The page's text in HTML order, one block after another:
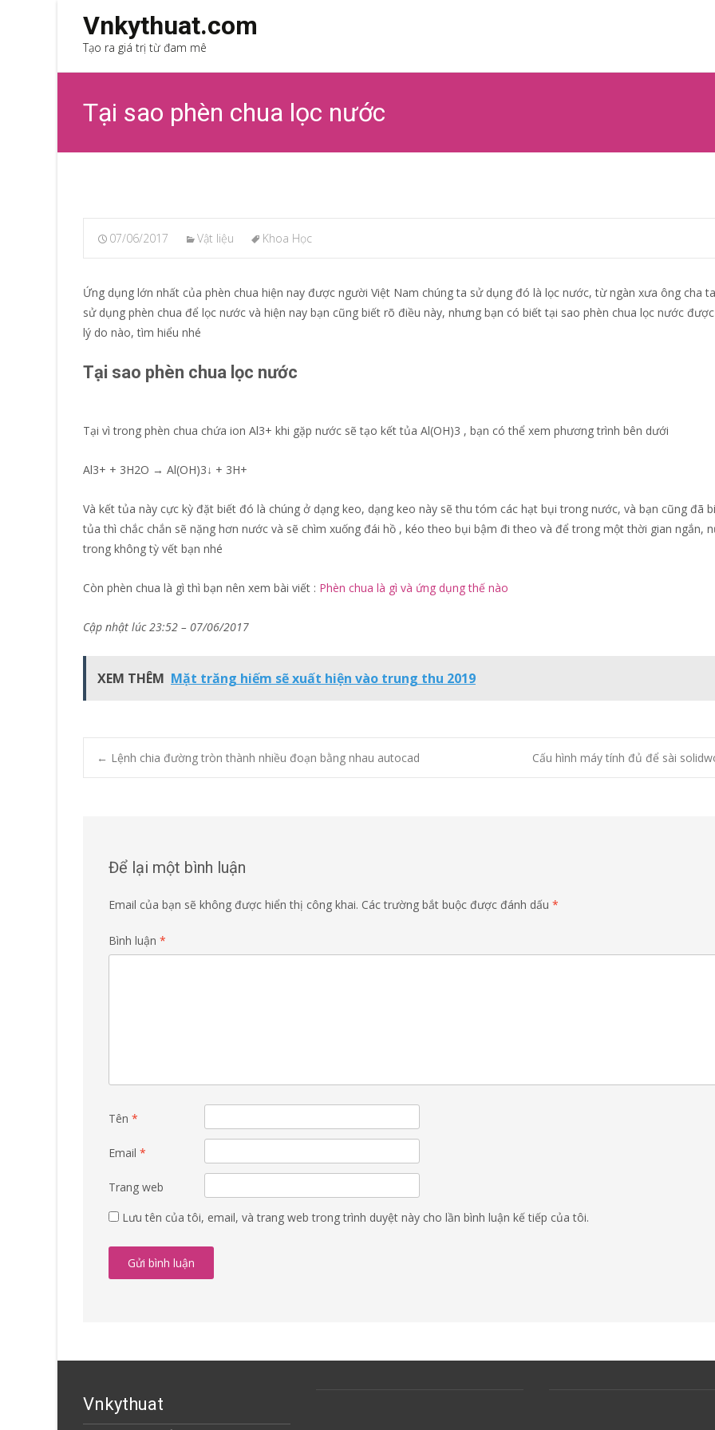
Vnkythuat.com
Tạo ra giá trị từ đam mê
Tại sao phèn chua lọc nước
07/06/2017 Vật liệu Khoa Học
Ứng dụng lớn nhất của phèn chua hiện nay được người Việt Nam chúng ta sử dụng đó là lọc nước, từ ngàn xưa ông cha
sử dụng phèn chua để lọc nước và hiện nay bạn cũng biết rõ điều này, nhưng bạn có biết tại sao phèn chua lọc nước
lý do nào, tìm hiểu nhé
Tại sao phèn chua lọc nước
Tại vì trong phèn chua chứa ion Al3+ khi gặp nước sẽ tạo kết tủa Al(OH)3 , bạn có thể xem phương trình bên dưới
Al3+ + 3H2O → Al(OH)3↓ + 3H+
Và kết tủa này cực kỳ đặt biết đó là chúng ở dạng keo, dạng keo này sẽ thu tóm các hạt bụi trong nước, và bạn cũng đã
tủa thì chắc chắn sẽ nặng hơn nước và sẽ chìm xuống đái hồ , kéo theo bụi bậm đi theo và để trong một thời gian ngắn,
trong không tỳ vết bạn nhé
Còn phèn chua là gì thì bạn nên xem bài viết : Phèn chua là gì và ứng dụng thế nào
Cập nhật lúc 23:52 – 07/06/2017
XEM THÊM Mặt trăng hiếm sẽ xuất hiện vào trung thu 2019
Post
← Lệnh chia đường tròn thành nhiều đoạn bằng nhau autocad Cấu hình máy tính đủ để sài
Để lại một bình luận
Email của bạn sẽ không được hiển thị công khai. Các trường bắt buộc được đánh dấu *
Bình luận *
Tên *
Email *
Trang web
Lưu tên của tôi, email, và trang web trong trình duyệt này cho lần bình luận kế tiếp của tôi.
Vnkythuat